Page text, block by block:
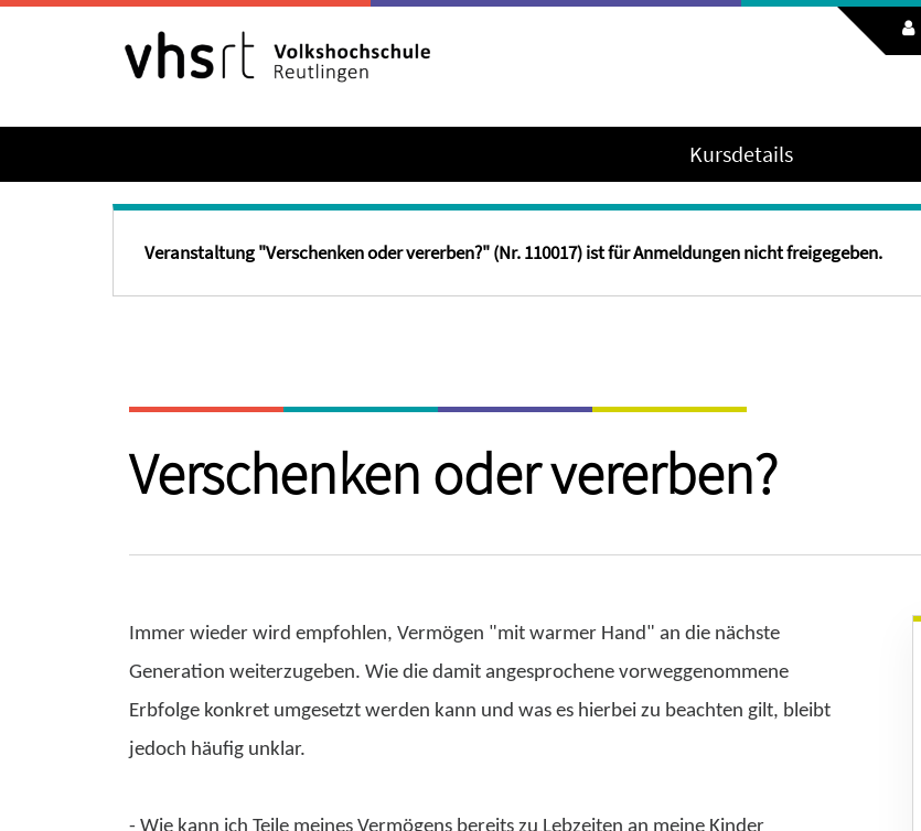
Kursdetails
Veranstaltung "Verschenken oder vererben?" (Nr. 110017) ist für Anmeldungen nicht freigegeben.
Verschenken oder vererben?
Immer wieder wird empfohlen, Vermögen "mit warmer Hand" an die nächste
Generation weiterzugeben. Wie die damit angesprochene vorweggenommene
Erbfolge konkret umgesetzt werden kann und was es hierbei zu beachten gilt, bleibt
jedoch häufig unklar.